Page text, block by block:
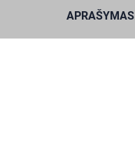
APRAŠYMAS